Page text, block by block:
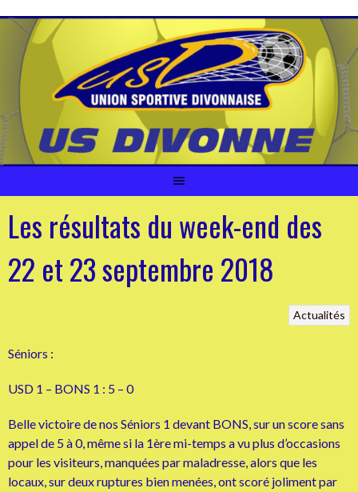
contenu
Les résultats du week-end des
22 et 23 septembre 2018
Actualités
Séniors :
USD 1 – BONS 1 : 5 – 0
Belle victoire de nos Séniors 1 devant BONS, sur un score sans
appel de 5 à 0, même si la 1ère mi-temps a vu plus d’occasions
pour les visiteurs, manquées par maladresse, alors que les
locaux, sur deux ruptures bien menées, ont scoré joliment par